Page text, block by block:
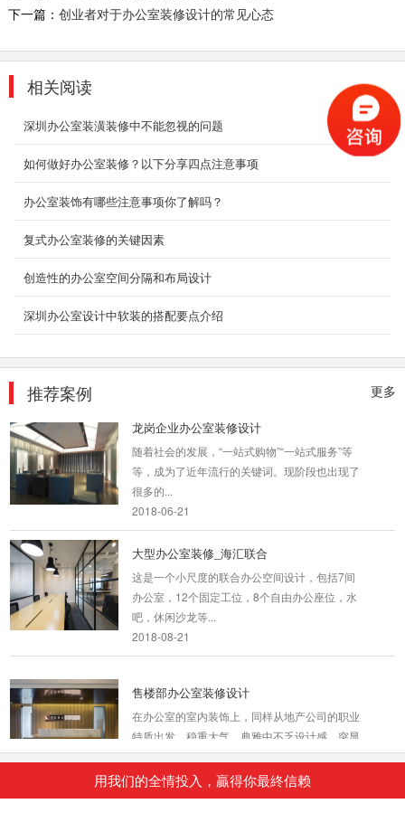
下一篇： 创业者对于办公室装修设计的常见心态
相关阅读
深圳办公室装潢装修中不能忽视的问题
如何做好办公室装修？以下分享四点注意事项
办公室装饰有哪些注意事项你了解吗？
复式办公室装修的关键因素
创造性的办公室空间分隔和布局设计
深圳办公室设计中软装的搭配要点介绍
更多
推荐案例
的地方，而办公室装修设计则能恰到好处的突出
2018-06-27
龙岗高端办公室装修
现代风格的办公室设计装修一般适用于集体办公
较为浅淡...
2018-07-30
豪华办公室装修
整个空间其实被归纳为四大块：前厅接待与影像
区，住动线...
龙岗企业办公室装修设计
随着社会的发展，“一站式购物”“一站式服务”等
等，成为了近年流行的关键词。现阶段也出现了
很多的...
2018-06-21
大型办公室装修_海汇联合
这是一个小尺度的联合办公空间设计，包括7间
办公室，12个固定工位，8个自由办公座位，水
吧，休闲沙龙等...
2018-08-21
售楼部办公室装修设计
在办公室的室内装饰上，同样从地产公司的职业
特质出发，稳重大气，典雅中不乏设计感，突显
高品位...
2018-07-30
用我们的全情投入，贏得你最終信赖